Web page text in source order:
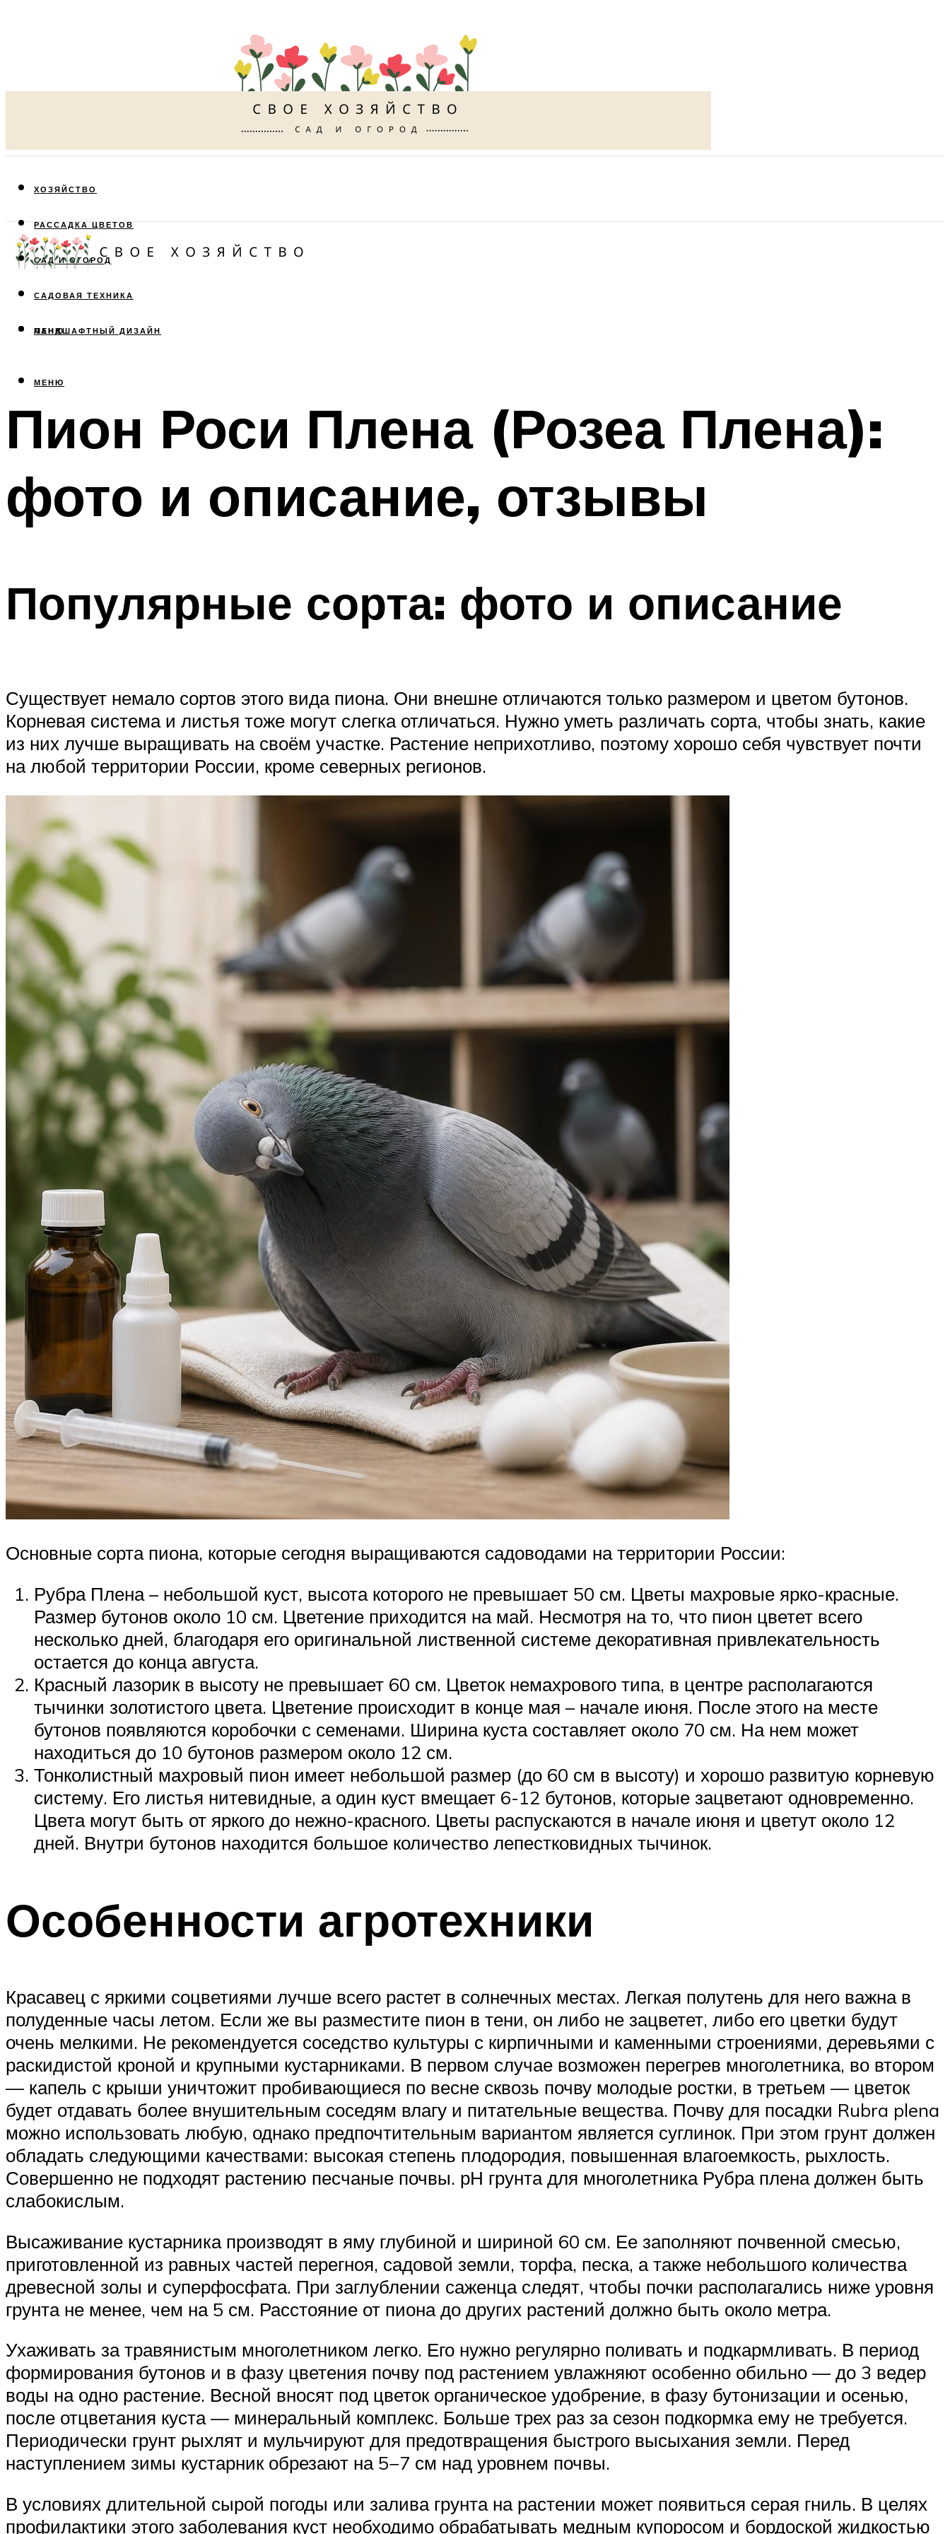
ХОЗЯЙСТВО
РАССАДКА ЦВЕТОВ
САД И ОГОРОД
САДОВАЯ ТЕХНИКА
ЛАНДШАФТНЫЙ ДИЗАЙН
МЕНЮ
МЕНЮ
Пион Роси Плена (Розеа Плена):
фото и описание, отзывы
Популярные сорта: фото и описание
Существует немало сортов этого вида пиона. Они внешне отличаются только размером и цветом бутонов.
Корневая система и листья тоже могут слегка отличаться. Нужно уметь различать сорта, чтобы знать, какие
из них лучше выращивать на своём участке. Растение неприхотливо, поэтому хорошо себя чувствует почти
на любой территории России, кроме северных регионов.
Основные сорта пиона, которые сегодня выращиваются садоводами на территории России:
Рубра Плена – небольшой куст, высота которого не превышает 50 см. Цветы махровые ярко-красные.
Размер бутонов около 10 см. Цветение приходится на май. Несмотря на то, что пион цветет всего
несколько дней, благодаря его оригинальной лиственной системе декоративная привлекательность
остается до конца августа.
Красный лазорик в высоту не превышает 60 см. Цветок немахрового типа, в центре располагаются
тычинки золотистого цвета. Цветение происходит в конце мая – начале июня. После этого на месте
бутонов появляются коробочки с семенами. Ширина куста составляет около 70 см. На нем может
находиться до 10 бутонов размером около 12 см.
Тонколистный махровый пион имеет небольшой размер (до 60 см в высоту) и хорошо развитую корневую
систему. Его листья нитевидные, а один куст вмещает 6-12 бутонов, которые зацветают одновременно.
Цвета могут быть от яркого до нежно-красного. Цветы распускаются в начале июня и цветут около 12
дней. Внутри бутонов находится большое количество лепестковидных тычинок.
Особенности агротехники
Красавец с яркими соцветиями лучше всего растет в солнечных местах. Легкая полутень для него важна в
полуденные часы летом. Если же вы разместите пион в тени, он либо не зацветет, либо его цветки будут
очень мелкими. Не рекомендуется соседство культуры с кирпичными и каменными строениями, деревьями с
раскидистой кроной и крупными кустарниками. В первом случае возможен перегрев многолетника, во втором
— капель с крыши уничтожит пробивающиеся по весне сквозь почву молодые ростки, в третьем — цветок
будет отдавать более внушительным соседям влагу и питательные вещества. Почву для посадки Rubra plena
можно использовать любую, однако предпочтительным вариантом является суглинок. При этом грунт должен
обладать следующими качествами: высокая степень плодородия, повышенная влагоемкость, рыхлость.
Совершенно не подходят растению песчаные почвы. рН грунта для многолетника Рубра плена должен быть
слабокислым.
Высаживание кустарника производят в яму глубиной и шириной 60 см. Ее заполняют почвенной смесью,
приготовленной из равных частей перегноя, садовой земли, торфа, песка, а также небольшого количества
древесной золы и суперфосфата. При заглублении саженца следят, чтобы почки располагались ниже уровня
грунта не менее, чем на 5 см. Расстояние от пиона до других растений должно быть около метра.
Ухаживать за травянистым многолетником легко. Его нужно регулярно поливать и подкармливать. В период
формирования бутонов и в фазу цветения почву под растением увлажняют особенно обильно — до 3 ведер
воды на одно растение. Весной вносят под цветок органическое удобрение, в фазу бутонизации и осенью,
после отцветания куста — минеральный комплекс. Больше трех раз за сезон подкормка ему не требуется.
Периодически грунт рыхлят и мульчируют для предотвращения быстрого высыхания земли. Перед
наступлением зимы кустарник обрезают на 5−7 см над уровнем почвы.
В условиях длительной сырой погоды или залива грунта на растении может появиться серая гниль. В целях
профилактики этого заболевания куст необходимо обрабатывать медным купоросом и бордоской жидкостью